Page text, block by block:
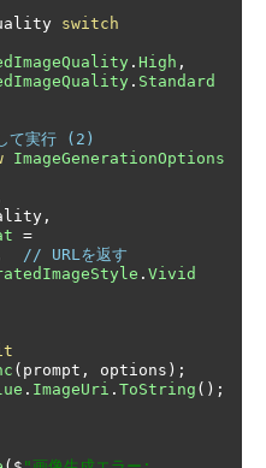
switch
. High ,
. Standard
て実行 (2)
ImageGenerationOptions
,
=
// URLを返す
. Vivid
( prompt , options );
. ImageUri . ToString ();